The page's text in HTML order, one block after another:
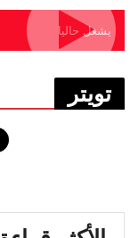
يشغل حاليا
تويتر